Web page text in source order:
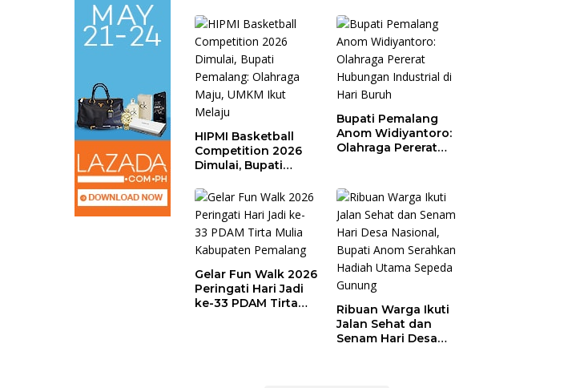
HIPMI Basketball
Competition 2026
Dimulai, Bupati
Maju, UMKM Ikut
Melaju
Bupati Pemalang
Anom Widiyantoro:
Olahraga Pererat
Gelar Fun Walk 2026
Peringati Hari Jadi
ke-33 PDAM Tirta
Ribuan Warga Ikuti
Jalan Sehat dan
Senam Hari Desa